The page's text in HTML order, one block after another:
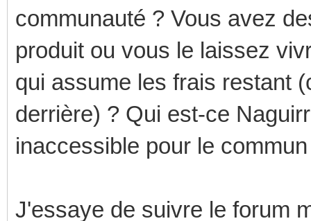
communauté ? Vous avez
produit ou vous le laissez
qui assume les frais restant
derrière) ? Qui est-ce
inaccessible pour le
J'essaye de suivre le forum